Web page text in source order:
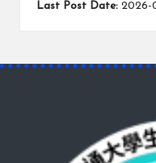
Last Post Date: 2026-